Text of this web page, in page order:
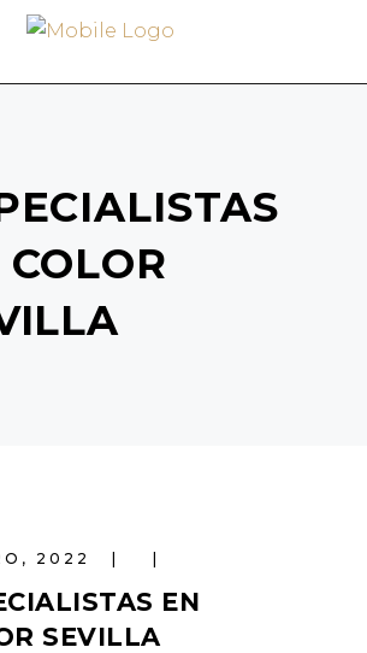
COLOR
2022
EN
SEVILLA